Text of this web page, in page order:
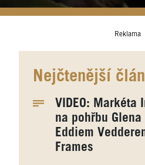
Reklama
Nejčtenější
VIDEO: Markéta
na pohřbu Glena
Eddiem
Frames